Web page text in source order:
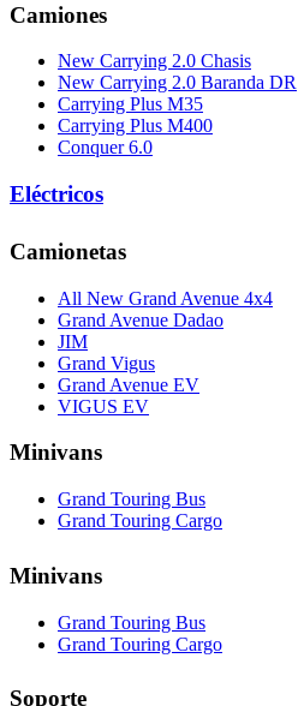
Camiones
New Carrying 2.0 Chasis
New Carrying 2.0 Baranda DR
Carrying Plus M35
Carrying Plus M400
Conquer 6.0
Eléctricos
Camionetas
All New Grand Avenue 4x4
Grand Avenue Dadao
JIM
Grand Vigus
Grand Avenue EV
VIGUS EV
Minivans
Grand Touring Bus
Grand Touring Cargo
Minivans
Grand Touring Bus
Grand Touring Cargo
Soporte